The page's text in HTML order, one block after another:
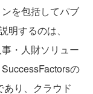
を包括してパブ
明するのは、
・人財ソリュー
の
り、クラウド